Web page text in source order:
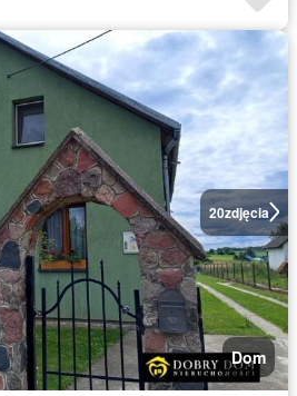
20zdjęcia
Dom